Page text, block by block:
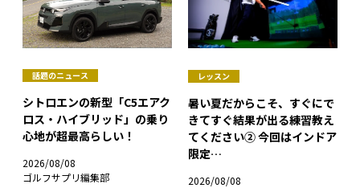
話題のニュース
シトロエンの新型「C5エアク
ロス・ハイブリッド」の乗り
心地が超最高らしい！
2026/08/08
ゴルフサプリ編集部
レッスン
暑い夏だからこそ、すぐにで
きてすぐ結果が出る練習教え
てください② 今回はインドア
限定…
2026/08/08